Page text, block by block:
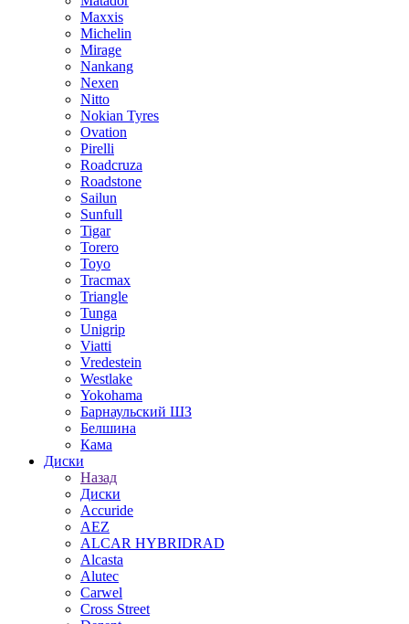
Maxxis
Michelin
Mirage
Nankang
Nexen
Nitto
Nokian Tyres
Ovation
Pirelli
Roadcruza
Roadstone
Sailun
Sunfull
Tigar
Torero
Toyo
Tracmax
Triangle
Tunga
Unigrip
Viatti
Vredestein
Westlake
Yokohama
Барнаульский ШЗ
Белшина
Кама
Диски
Назад
Диски
Accuride
AEZ
ALCAR HYBRIDRAD
Alcasta
Alutec
Carwel
Cross Street